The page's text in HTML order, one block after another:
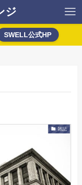
ジ
SWELL公式HP
雑記